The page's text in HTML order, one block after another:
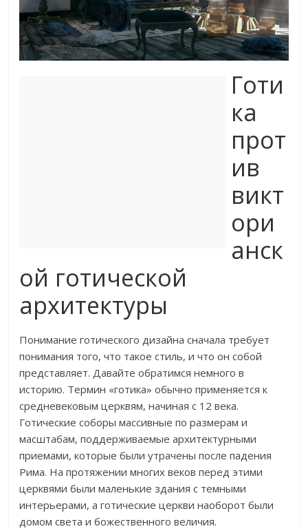
Готи
ка
прот
ив
викт
ори
анск
ой готической
архитектуры
Понимание готического дизайна сначала требует
понимания того, что такое стиль, и что он собой
представляет. Давайте обратимся немного в
историю. Термин «готика» обычно применяется к
средневековым церквям, начиная с 12 века.
Готические соборы массивные по размерам и
масштабам, поддерживаемые архитектурными
приемами, которые были утрачены после падения
Рима. На протяжении многих веков перед этими
церквями были маленькие здания с темными
интерьерами, а готические церкви наоборот были
домом света и божественного величия.